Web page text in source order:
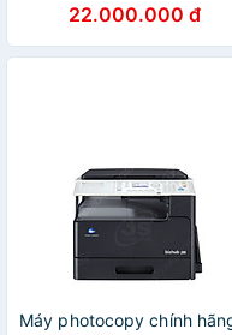
22.000.000 đ
Máy photocopy chính